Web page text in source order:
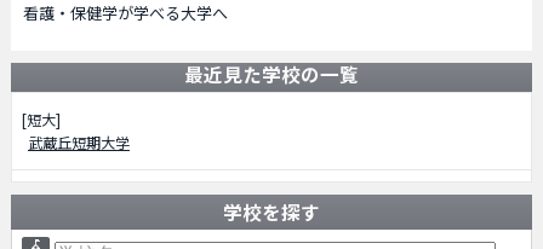
看護・保健学が学べる大学へ
最近見た学校の一覧
[短大]
武蔵丘短期大学
学校を探す